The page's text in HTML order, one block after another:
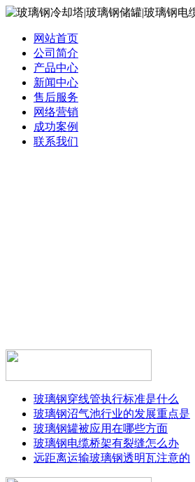
网站首页
公司简介
产品中心
新闻中心
售后服务
网络营销
成功案例
联系我们
玻璃钢穿线管执行标准是什么
玻璃钢沼气池行业的发展重点是
玻璃钢罐被应用在哪些方面
玻璃钢电缆桥架有裂缝怎么办
远距离运输玻璃钢透明瓦注意的